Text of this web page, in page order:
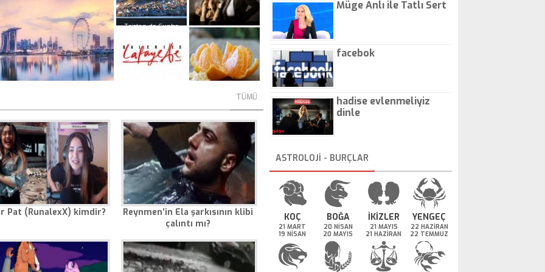
Tristan da Cunha
sadece 1 kere gemi
geliyor!
Erkeklerin
sakladıkları 3
önemli sır
MandalinanınTÜMÜ
Pat (RunalexX) kimdir?
Reynmen’in Ela şarkısının klibi
çalıntı mı?
Müge Anlı ile Tatlı Sert
facebok
hadise evlenmeliyiz
dinle
ASTROLOJİ - BURÇLAR
KOÇ
21 MART
19 NİSAN
BOĞA
20 NİSAN
20 MAYIS
İKİZLER
21 MAYIS
21 HAZİRAN
YENGEÇ
22 HAZİRAN
22 TEMMUZ